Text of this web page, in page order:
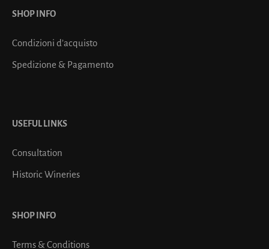
SHOP INFO
Condizioni d’acquisto
Spedizione & Pagamento
USEFUL LINKS
Consultation
Historic Wineries
SHOP INFO
Terms & Conditions